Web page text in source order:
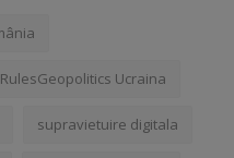
Ucraina
supravietuire digitala